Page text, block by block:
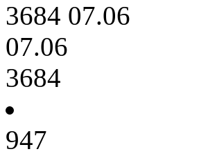
3684 07.06
07.06
3684
947